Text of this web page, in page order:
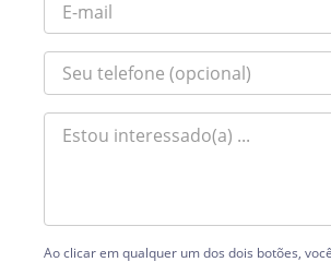
Ao clicar em qualquer um dos dois botões,